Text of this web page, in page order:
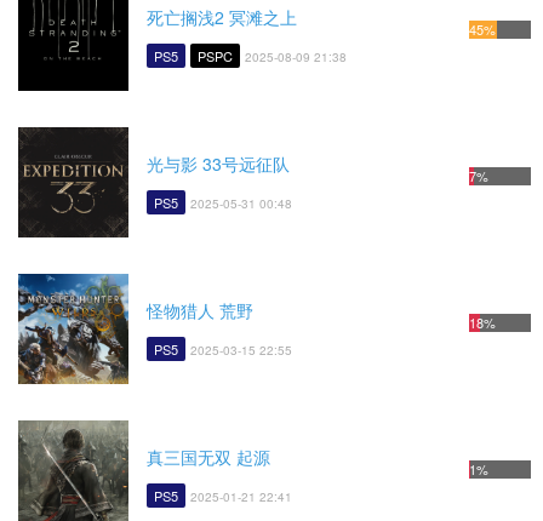
死亡搁浅2 冥滩之上
PS5 PSPC 2025-08-09 21:38
45%
光与影 33号远征队
PS5 2025-05-31 00:48
7%
怪物猎人 荒野
PS5 2025-03-15 22:55
18%
真三国无双 起源
PS5 2025-01-21 22:41
1%